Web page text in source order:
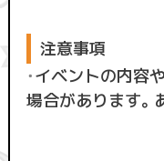
注意事項
・イベントの内容
場合があります。